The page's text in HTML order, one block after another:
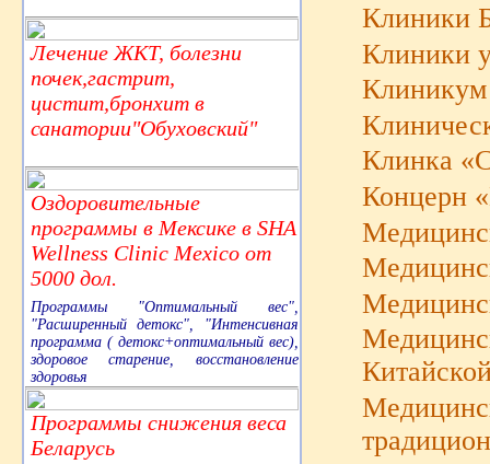
Лечение ЖКТ, болезни
почек,гастрит,
цистит,бронхит в
санатории"Обуховский"
Оздоровительные
программы в Мексике в SHA
Wellness Clinic Mexico от
5000 дол.
Программы "Оптимальный вес",
"Расширенный детокс", "Интенсивная
программа ( детокс+оптимальный вес),
здоровое старение, восстановление
здоровья
Программы снижения веса
Беларусь
Клиники
Клиники
Клинка
Концерн